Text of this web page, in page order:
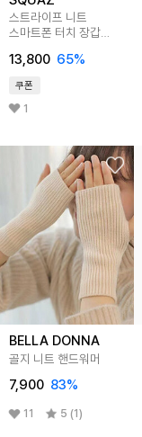
스트라이프 니트
스마트폰 터치 장갑
13,800 65%
쿠폰
1
BELLA DONNA
골지 니트 핸드워머
7,900 83%
11 5 (1)